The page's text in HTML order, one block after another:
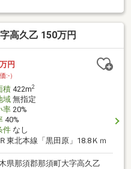
高久乙 150万円
万円
:-）
積422m2
域無指定
率20%
40%
件なし
東北本線「黒田原」18.8Ｋｍ
県那須郡那須町大字高久乙